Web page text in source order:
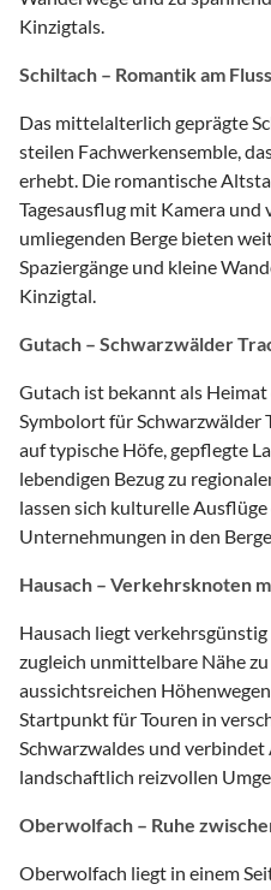
Kinzigtals.
Schiltach – Romantik am Fluss
Das mittelalterlich geprägte
steilen Fachwerkensemble,
erhebt. Die romantische
Tagesausflug mit Kamera und
umliegenden Berge bieten
Spaziergänge und kleine
Kinzigtal.
Gutach – Schwarzwälder
Gutach ist bekannt als
Symbolort für Schwarzwälder
auf typische Höfe, gepflegte
lebendigen Bezug zu
lassen sich kulturelle
Unternehmungen in den
Hausach – Verkehrsknoten
Hausach liegt
zugleich unmittelbare Nähe
aussichtsreichen
Startpunkt für Touren in
Schwarzwaldes und
landschaftlich reizvollen
Oberwolfach – Ruhe
Oberwolfach liegt in einem